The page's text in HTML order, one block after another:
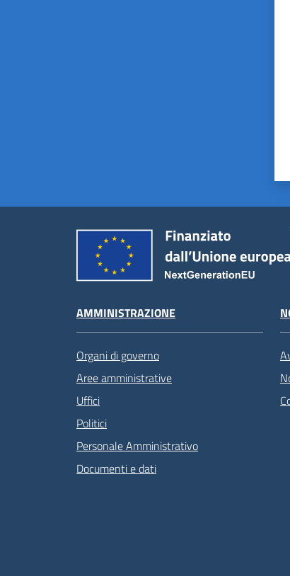
AMMINISTRAZIONE
Organi di governo
Aree amministrative
Uffici
Politici
Personale Amministrativo
Documenti e dati